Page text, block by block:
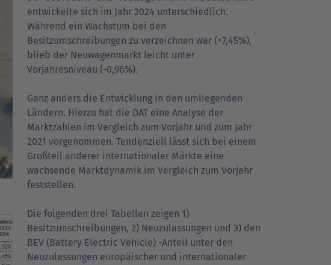
entwickelte sich im Jahr 2024 unterschiedlich.
Während ein Wachstum bei den
Besitzumschreibungen zu verzeichnen war (+7,45%),
blieb der Neuwagenmarkt leicht unter
Vorjahresniveau (-0,96%).
Ganz anders die Entwicklung in den umliegenden
Ländern. Hierzu hat die DAT eine Analyse der
Marktzahlen im Vergleich zum Vorjahr und zum Jahr
2021 vorgenommen. Tendenziell lässt sich bei einem
Großteil anderer internationaler Märkte eine
wachsende Marktdynamik im Vergleich zum Vorjahr
feststellen.
Die folgenden drei Tabellen zeigen 1)
Besitzumschreibungen, 2) Neuzulassungen und 3) den
BEV (Battery Electric Vehicle) -Anteil unter den
Neuzulassungen europäischer und internationaler